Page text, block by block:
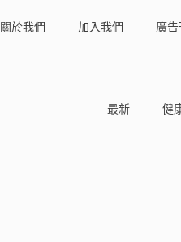
關於我們 加入我們 廣
最新 健